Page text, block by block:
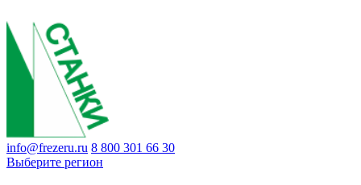
info@frezeru.ru 8 800 301 66 30
Выберите регион